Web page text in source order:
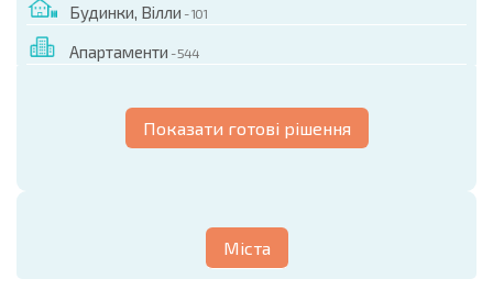
Будинки, Вілли - 101
Апартаменти - 544
Показати готові рішення
Міста